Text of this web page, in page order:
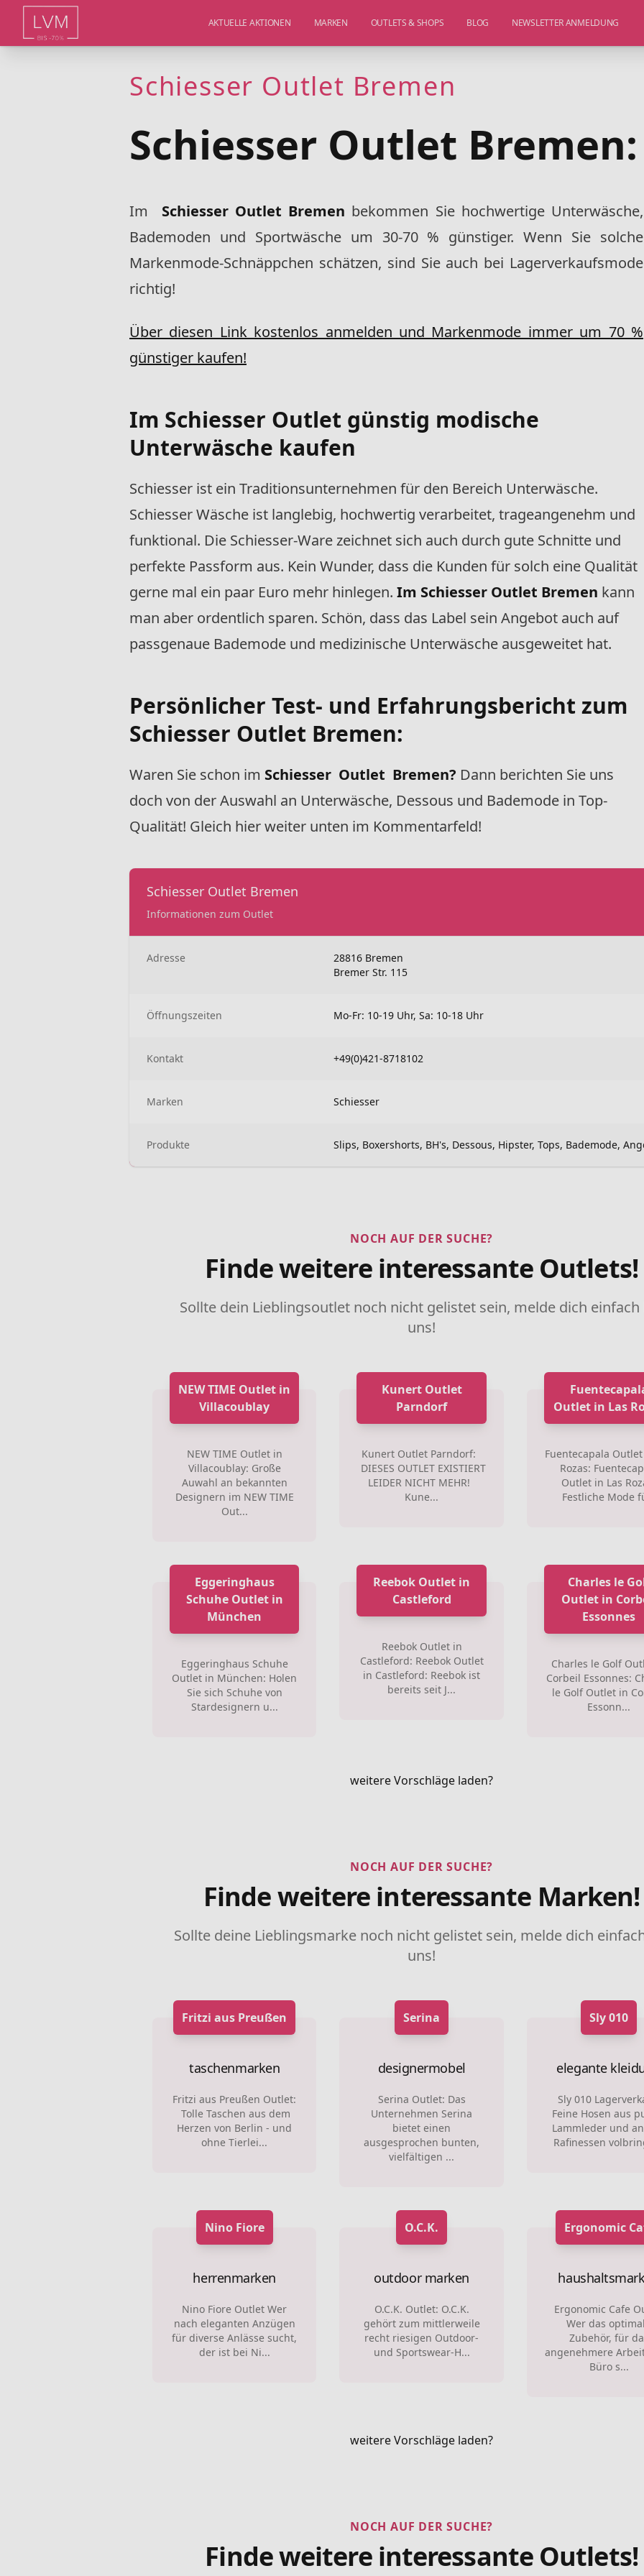
AKTUELLE AKTIONEN MARKEN OUTLETS & SHOPS BLOG NEWSLETTER ANMELDUNG
Schiesser Outlet Bremen
Schiesser Outlet Bremen:
Im Schiesser Outlet Bremen bekommen Sie hochwertige Unterwäsche,
Bademoden und Sportwäsche um 30-70 % günstiger. Wenn Sie solche
Markenmode-Schnäppchen schätzen, sind Sie auch bei Lagerverkaufsmode
richtig!
Über diesen Link kostenlos anmelden und Markenmode immer um 70 %
günstiger kaufen!
Im Schiesser Outlet günstig modische
Unterwäsche kaufen
Schiesser ist ein Traditionsunternehmen für den Bereich Unterwäsche.
Schiesser Wäsche ist langlebig, hochwertig verarbeitet, trageangenehm und
funktional. Die Schiesser-Ware zeichnet sich auch durch gute Schnitte und
perfekte Passform aus. Kein Wunder, dass die Kunden für solch eine Qualität
gerne mal ein paar Euro mehr hinlegen. Im Schiesser Outlet Bremen kann
man aber ordentlich sparen. Schön, dass das Label sein Angebot auch auf
passgenaue Bademode und medizinische Unterwäsche ausgeweitet hat.
Persönlicher Test- und Erfahrungsbericht zum
Schiesser Outlet Bremen:
Waren Sie schon im Schiesser Outlet Bremen? Dann berichten Sie uns
doch von der Auswahl an Unterwäsche, Dessous und Bademode in Top-
Qualität! Gleich hier weiter unten im Kommentarfeld!
Schiesser Outlet Bremen
Informationen zum Outlet
Adresse
28816 Bremen
Bremer Str. 115
Öffnungszeiten Mo-Fr: 10-19 Uhr, Sa: 10-18 Uhr
Kontakt +49(0)421-8718102
Marken Schiesser
Produkte Slips, Boxershorts, BH's, Dessous, Hipster, Tops, Bademode,
NOCH AUF DER SUCHE?
Finde weitere interessante Outlets!
Sollte dein Lieblingsoutlet noch nicht gelistet sein, melde dich einfach
uns!
NEW TIME Outlet in
Villacoublay
NEW TIME Outlet in
Villacoublay: Große
Auwahl an bekannten
Designern im NEW TIME
Out...
Kunert Outlet
Parndorf
Kunert Outlet Parndorf:
DIESES OUTLET EXISTIERT
LEIDER NICHT MEHR!
Kune...
Outlet in Las
Fuentecapala
Rozas:
Outlet in Las
Festliche Mode
Eggeringhaus
Schuhe Outlet in
München
Eggeringhaus Schuhe
Outlet in München: Holen
Sie sich Schuhe von
Stardesignern u...
Reebok Outlet in
Castleford
Reebok Outlet in
Castleford: Reebok Outlet
in Castleford: Reebok ist
bereits seit J...
Charles le
Outlet in
Essonnes
Charles le Golf
Corbeil Essonnes:
le Golf Outlet in
Essonn...
weitere Vorschläge laden?
NOCH AUF DER SUCHE?
Finde weitere interessante Marken!
Sollte deine Lieblingsmarke noch nicht gelistet sein, melde dich
uns!
Fritzi aus Preußen
taschenmarken
Fritzi aus Preußen Outlet:
Tolle Taschen aus dem
Herzen von Berlin - und
ohne Tierlei...
Serina
designermobel
Serina Outlet: Das
Unternehmen Serina
bietet einen
ausgesprochen bunten,
vielfältigen ...
Sly 010
elegante
Sly 010
Feine Hosen aus
Lammleder und
Rafinessen
Nino Fiore
herrenmarken
Nino Fiore Outlet Wer
nach eleganten Anzügen
für diverse Anlässe sucht,
der ist bei Ni...
O.C.K.
outdoor marken
O.C.K. Outlet: O.C.K.
gehört zum mittlerweile
recht riesigen Outdoor-
und Sportswear-H...
Ergonomic
Ergonomic Cafe
Wer das
Zubehör, für
angenehmere
Büro s...
weitere Vorschläge laden?
NOCH AUF DER SUCHE?
Finde weitere interessante Outlets!